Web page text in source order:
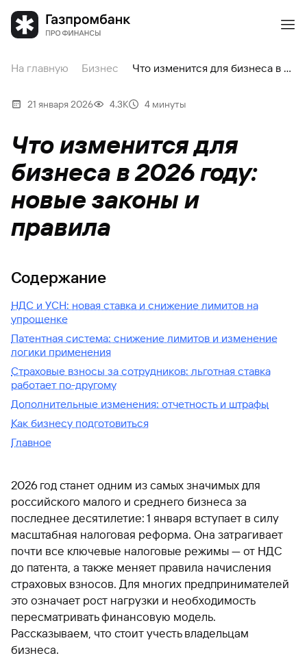
На главную Бизнес Что изменится для бизнеса в 2026 году: новые законы и правила
21 января 2026 4.3К 4 минуты
Что изменится для
бизнеса в 2026 году:
новые законы и
правила
Содержание
НДС и УСН: новая ставка и снижение лимитов на
упрощенке
Патентная система: снижение лимитов и изменение
логики применения
Страховые взносы за сотрудников: льготная ставка
работает по-другому
Дополнительные изменения: отчетность и штрафы
Как бизнесу подготовиться
Главное
2026 год станет одним из самых значимых для
российского малого и среднего бизнеса за
последнее десятилетие: 1 января вступает в силу
масштабная налоговая реформа. Она затрагивает
почти все ключевые налоговые режимы — от НДС
до патента, а также меняет правила начисления
страховых взносов. Для многих предпринимателей
это означает рост нагрузки и необходимость
пересматривать финансовую модель.
Рассказываем, что стоит учесть владельцам
бизнеса.